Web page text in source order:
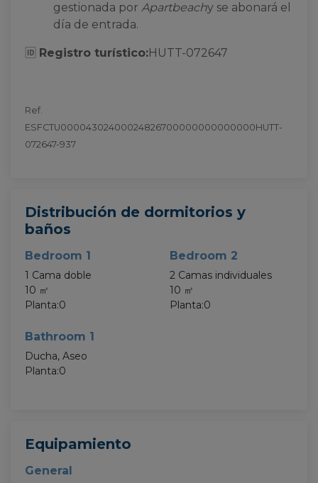
gestionada por Apartbeachy se abonará el
día de entrada.
🆔 Registro turístico:HUTT-072647
Ref.
ESFCTU00004302400024826700000000000000HUTT-
072647-937
Distribución de dormitorios y
baños
Bedroom 1
1 Cama doble
10 ㎡
Planta:0
Bedroom 2
2 Camas individuales
10 ㎡
Planta:0
Bathroom 1
Ducha, Aseo
Planta:0
Equipamiento
General